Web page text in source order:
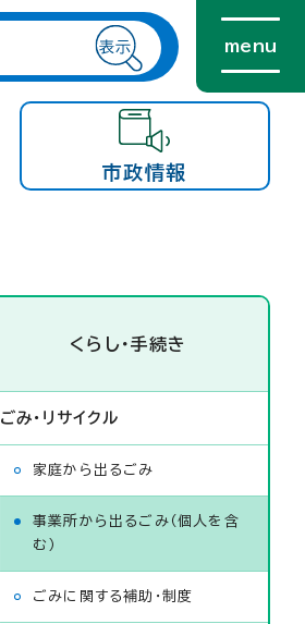
menu
市政情報
くらし・手続き
ごみ・リサイクル
家庭から出るごみ
事業所から出るごみ（個人を含
む）
ごみに関する補助・制度